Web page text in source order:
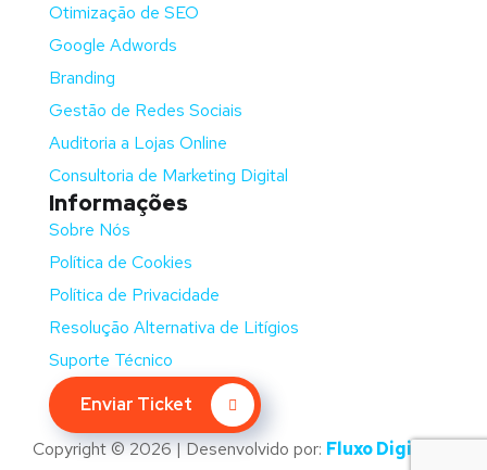
Otimização de SEO
Google Adwords
Branding
Gestão de Redes Sociais
Auditoria a Lojas Online
Consultoria de Marketing Digital
Informações
Sobre Nós
Política de Cookies
Política de Privacidade
Resolução Alternativa de Litígios
Suporte Técnico
Enviar Ticket
Copyright © 2026 | Desenvolvido por: Fluxo Digital –